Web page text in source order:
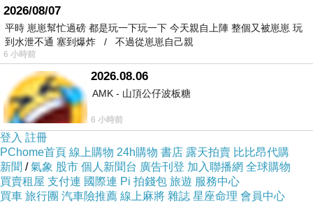
一同填滿詩的縫隙
追逐未消的浪聲
而成為不可或缺的話語
小洋子
荷塘詩韻 二
2024-11-09 18:11:25
月季風情畫
遠遠地，花香攀越記憶的花園而來
陽光下，我看見一朵月季花
喧嘩著自身風華
2026/08/07
平時 崽崽幫忙過磅 都是玩一下玩一下 今天親自上陣 整個又被崽崽 玩
到水泄不通 塞到爆炸 / 不過從崽崽自己親
6 小時前
2026.08.06
AMK - 山頂公仔波板糖
6 小時前
登入 註冊
PChome首頁 線上購物 24h購物 書店 露天拍賣 比比昂代購
新聞 /氣象 股市 個人新聞台 廣告刊登 加入聯播網 全球購物
買賣租屋 支付連 國際連 Pi 拍錢包 旅遊 服務中心
買車 旅行團 汽車險推薦 線上麻將 雜誌 星座命理 會員中心